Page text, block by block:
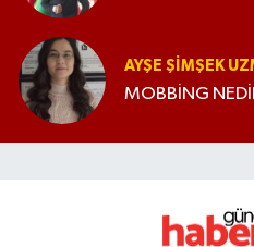
AYŞE ŞIMŞEK
MOBBİNG